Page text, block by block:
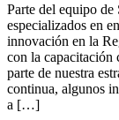
Parte del equipo
especializados en
innovación en la
con la
parte de nuestra
continua, algunos
a […]